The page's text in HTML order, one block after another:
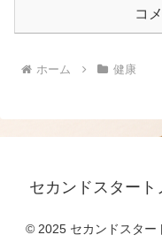
コ
ホーム 健康
セカンドスター
© 2025 セカンドスター